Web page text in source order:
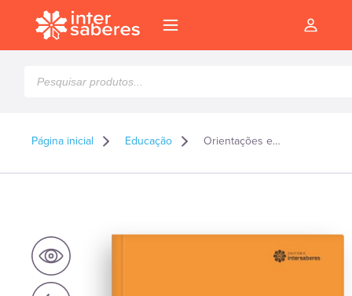
produtos
Página inicial Educação Orientações e dicas práticas para trabalhos acadêmicos